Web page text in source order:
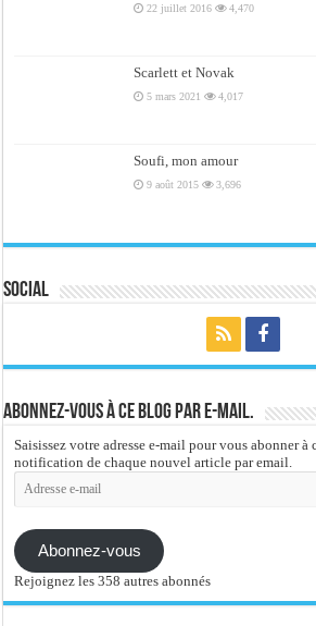
22 juillet 2016 4,470
Scarlett et Novak
5 mars 2021 4,017
Soufi, mon amour
9 août 2015 3,696
Social
Abonnez-vous à ce blog par e-mail.
Saisissez votre adresse e-mail pour vous abonner
notification de chaque nouvel article par email.
Adresse
e-
Abonnez-vous
Rejoignez les 358 autres abonnés